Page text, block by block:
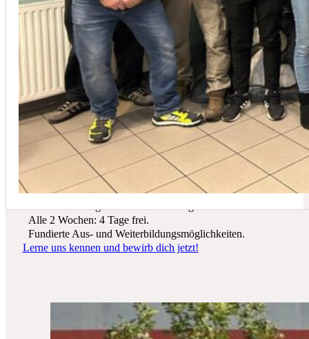
In der Regel empfehlen wir eine Wartung mindestens einmal
Du suchst einen zukunftssicheren Arbeitsplatz? Bei Schicker Technik
erwarten dich spannende Projekte, ein freundliches Team und beste
Entwicklungsmöglichkeiten.
Wir bieten dir:
Ein sicherer Arbeitsplatz in einer krisenfesten Branche.
Alle 2 Wochen: 4 Tage frei.
Fundierte Aus- und Weiterbildungsmöglichkeiten.
Lerne uns kennen und bewirb dich jetzt!